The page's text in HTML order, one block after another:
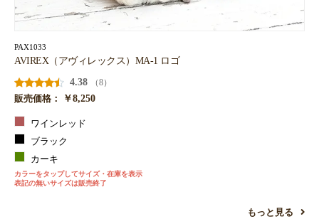
PAX1033
AVIREX（アヴィレックス）MA-1 ロゴ
4.38
（8）
販売価格：
￥8,250
ワインレッド
ブラック
カーキ
カラーをタップしてサイズ・在庫を表示
表記の無いサイズは販売終了
もっと見る